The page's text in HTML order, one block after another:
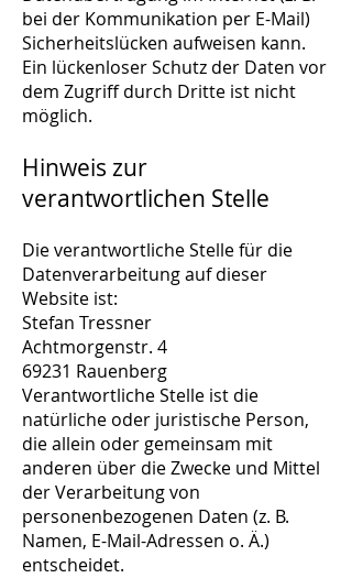
bei der Kommunikation per E-Mail)
Sicherheitslücken aufweisen kann.
Ein lückenloser Schutz der Daten vor
dem Zugriff durch Dritte ist nicht
möglich.
Hinweis zur
verantwortlichen Stelle
Die verantwortliche Stelle für die
Datenverarbeitung auf dieser
Website ist:
Stefan Tressner
Achtmorgenstr. 4
69231 Rauenberg
Verantwortliche Stelle ist die
natürliche oder juristische Person,
die allein oder gemeinsam mit
anderen über die Zwecke und Mittel
der Verarbeitung von
personenbezogenen Daten (z. B.
Namen, E-Mail-Adressen o. Ä.)
entscheidet.